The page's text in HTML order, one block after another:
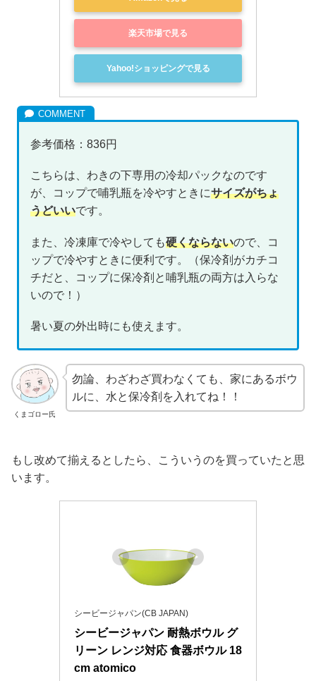
楽天市場で見る
Yahoo!ショッピングで見る
参考価格：836円
こちらは、わきの下専用の冷却パックなのです
が、コップで哺乳瓶を冷やすときにサイズがちょ
うどいいです。
また、冷凍庫で冷やしても硬くならないので、コ
ップで冷やすときに便利です。（保冷剤がカチコ
チだと、コップに保冷剤と哺乳瓶の両方は入らな
いので！）
暑い夏の外出時にも使えます。
くまゴロー氏
勿論、わざわざ買わなくても、家にあるボウ
ルに、水と保冷剤を入れてね！！
もし改めて揃えるとしたら、こういうのを買っていたと思
います。
シービージャパン(CB JAPAN)
シービージャパン 耐熱ボウル グ
リーン レンジ対応 食器ボウル 18
cm atomico